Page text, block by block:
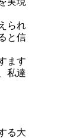
られ
と信
ます
私達
る大